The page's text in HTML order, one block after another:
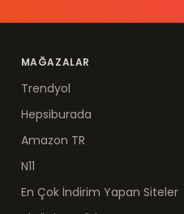
MAĞAZALAR
Trendyol
Hepsiburada
Amazon TR
N11
En Çok İndirim Yapan Siteler